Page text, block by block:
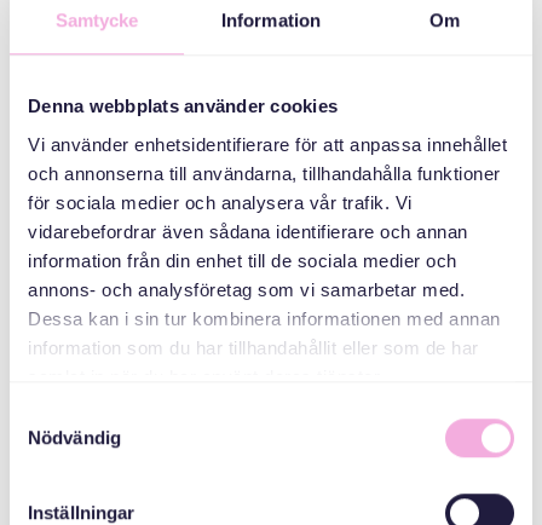
Samtycke Information Om
Denna webbplats använder cookies
Vi använder enhetsidentifierare för att anpassa innehållet
och annonserna till användarna, tillhandahålla funktioner
för sociala medier och analysera vår trafik. Vi
vidarebefordrar även sådana identifierare och annan
information från din enhet till de sociala medier och
annons- och analysföretag som vi samarbetar med.
Dessa kan i sin tur kombinera informationen med annan
information som du har tillhandahållit eller som de har
Nödvändig
Inställningar
Svenska med baby
ایمیل